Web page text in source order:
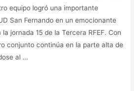
equipo logró una importante
San Fernando en un emocionante
jornada 15 de la Tercera RFEF. Con
conjunto continúa en la parte alta de
al …